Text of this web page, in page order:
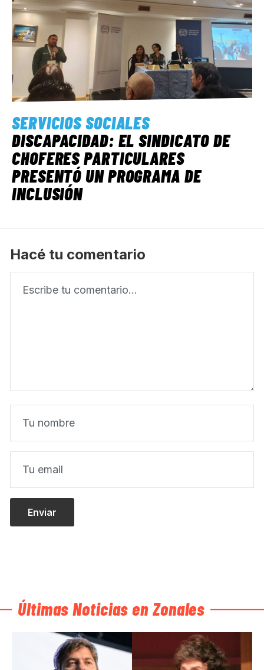
SERVICIOS SOCIALES
DISCAPACIDAD: EL SINDICATO DE
CHOFERES PARTICULARES
PRESENTÓ UN PROGRAMA DE
INCLUSIÓN
Hacé tu comentario
Últimas Noticias en Zonales